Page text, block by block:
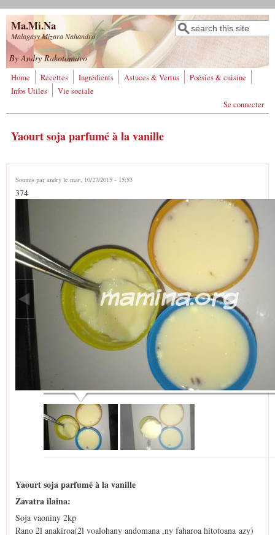
Aller au contenu principal
Ma.Mi.Na
Malagasy Mizara Nahandro
Formulaire de
recherche
Rechercher
By Andry Rakotomavo
Home Recettes Ingrédients Astuces & Vertus
Poésies & cuisine
Infos Utiles
Vie sociale
Se connecter
Yaourt soja parfumé à la vanille
Soumis par andry le mar, 10/27/2015 - 15:53
374
Yaourt soja parfumé à la vanille
Zavatra ilaina:
Soja vaoniny 2kp
Rano 2l anakiroa(2l voalohany andomana ,ny faharoa hitotoana azy)